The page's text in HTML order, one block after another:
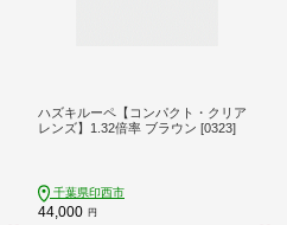
ハズキルーペ【コンパクト・クリア
レンズ】1.32倍率 ブラウン [0323]
千葉県印西市
44,000 円